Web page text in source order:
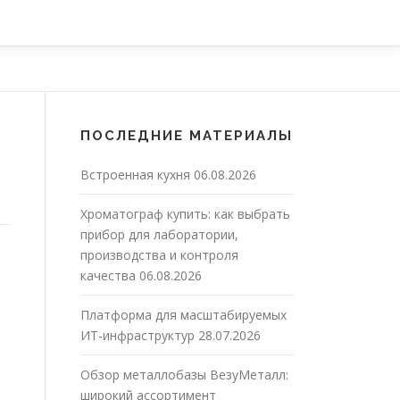
ПОСЛЕДНИЕ МАТЕРИАЛЫ
Встроенная кухня 06.08.2026
Хроматограф купить: как выбрать
прибор для лаборатории,
производства и контроля
качества 06.08.2026
Платформа для масштабируемых
ИТ-инфраструктур 28.07.2026
Обзор металлобазы ВезуМеталл:
широкий ассортимент